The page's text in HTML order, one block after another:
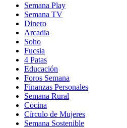
Semana Play
Semana TV
Dinero
Arcadia
Soho
in
new
window
Fucsia
in
new
window
4 Patas
Educación
Foros Semana
Finanzas Personales
Semana Rural
Cocina
Círculo de Mujeres
Semana Sostenible